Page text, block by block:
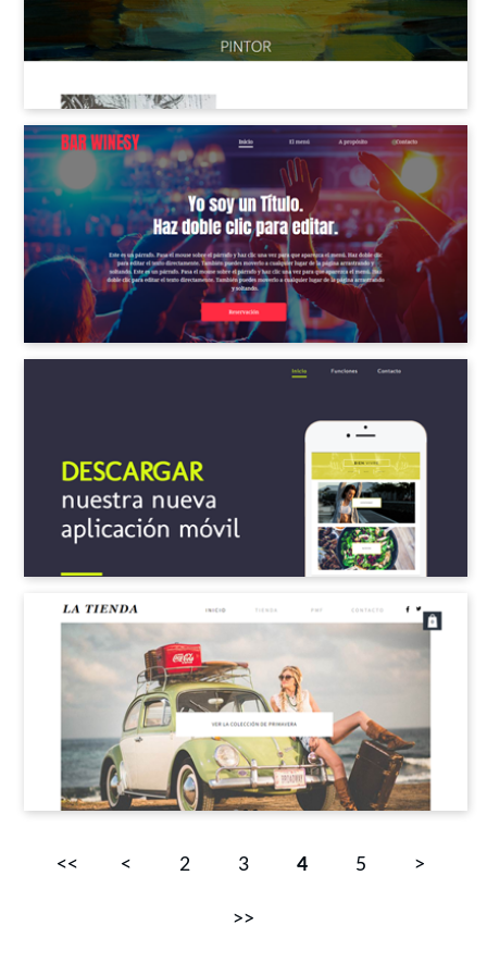
<< < 2 3 4 5 >
>>